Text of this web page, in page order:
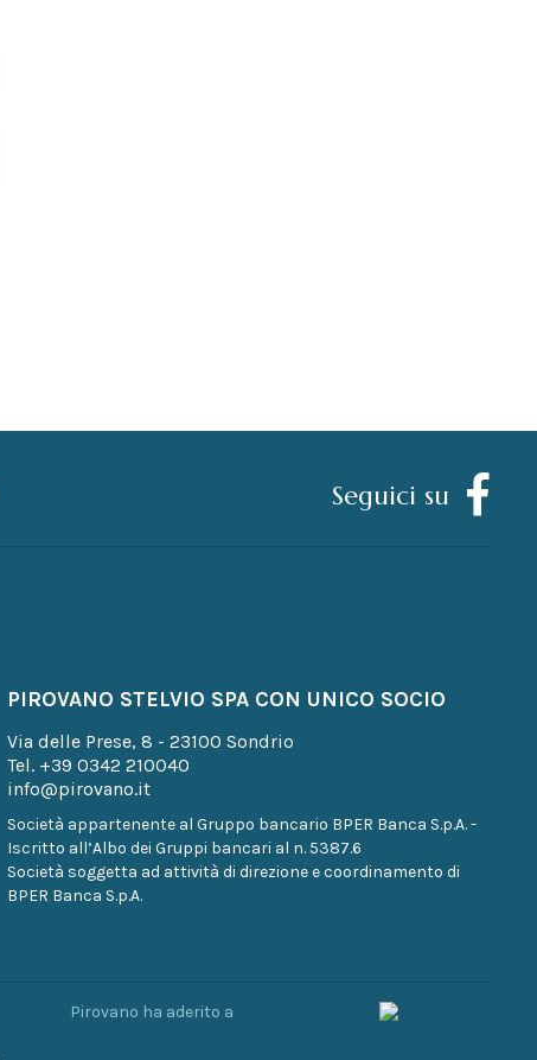
Seguici su
PIROVANO STELVIO SPA CON UNICO SOCIO
Via delle Prese, 8 - 23100 Sondrio
Tel. +39 0342 210040
info@pirovano.it
Società appartenente al Gruppo bancario BPER Banca S.p.A. -
Iscritto all’Albo dei Gruppi bancari al n. 5387.6
Società soggetta ad attività di direzione e coordinamento di
BPER Banca S.p.A.
Pirovano ha aderito a